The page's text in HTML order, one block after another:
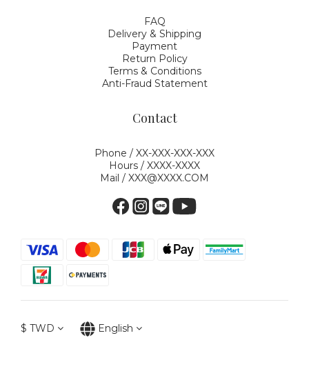
FAQ
Delivery & Shipping
Payment
Return Policy
Terms & Conditions
Anti-Fraud Statement
Contact
Phone / XX-XXX-XXX-XXX
Hours / XXXX-XXXX
Mail / XXX@XXXX.COM
$ TWD English